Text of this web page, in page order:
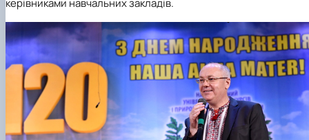
керівниками навчальних закладів.